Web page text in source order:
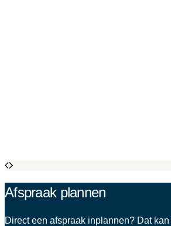
Afspraak plannen
Direct een afspraak inplannen? Dat